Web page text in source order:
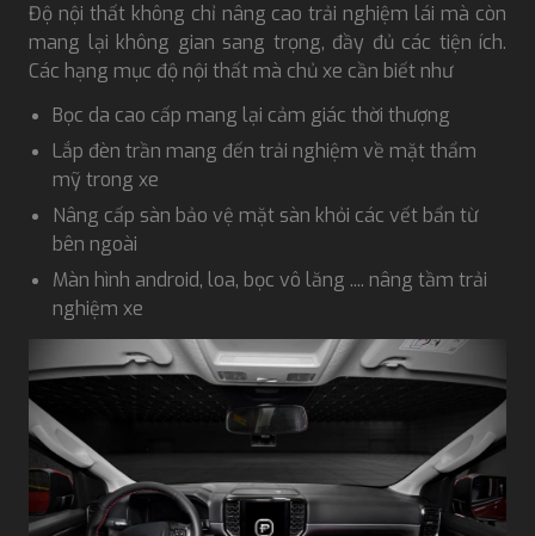
Độ nội thất không chỉ nâng cao trải nghiệm lái mà còn
mang lại không gian sang trọng, đầy đủ các tiện ích.
Các hạng mục độ nội thất mà chủ xe cần biết như
Bọc da cao cấp mang lại cảm giác thời thượng
Lắp đèn trần mang đến trải nghiệm về mặt thẩm
mỹ trong xe
Nâng cấp sàn bảo vệ mặt sàn khỏi các vết bẩn từ
bên ngoài
Màn hình android, loa, bọc vô lăng .... nâng tầm trải
nghiệm xe